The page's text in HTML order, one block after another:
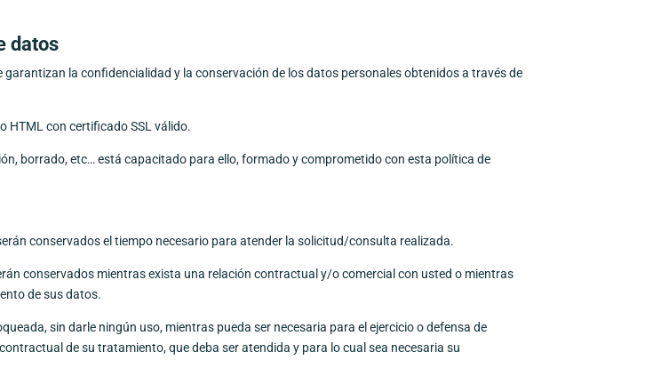
datos
la confidencialidad y la conservación de los datos personales obtenidos a través de
HTML con certificado SSL válido.
borrado, etc… está capacitado para ello, formado y comprometido con esta política de
conservados el tiempo necesario para atender la solicitud/consulta realizada.
conservados mientras exista una relación contractual y/o comercial con usted o mientras
de sus datos.
sin darle ningún uso, mientras pueda ser necesaria para el ejercicio o defensa de
de su tratamiento, que deba ser atendida y para lo cual sea necesaria su